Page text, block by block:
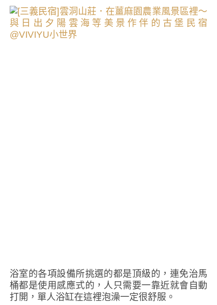
浴室的各項設備所挑選的都是頂級的，連免治馬
桶都是使用感應式的，人只需要一靠近就會自動
打開，單人浴缸在這裡泡澡一定很舒服。